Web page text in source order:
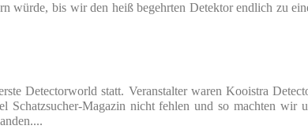
würde, bis wir den heiß begehrten Detektor endlich zu
Detectorworld statt. Veranstalter waren Kooistra
Magazin nicht fehlen und so machten wir